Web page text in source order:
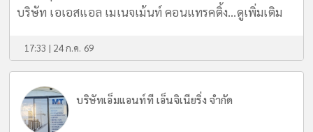
บริษัท เอเอสแอล เมเนจเม้นท์ คอนแทรคติ้ง...ดูเพิ่มเติม
17:33 | 24 ก.ค. 69
บริษัทเอ็มแอนท์ที เอ็นจิเนียริ่ง จำกัด